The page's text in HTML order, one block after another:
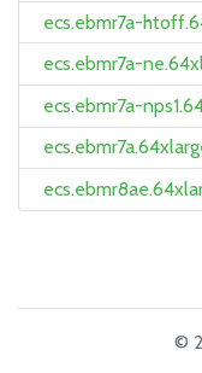
ecs.ebmr7a-
ecs.ebmr7a-
ecs.ebmr7a-
©